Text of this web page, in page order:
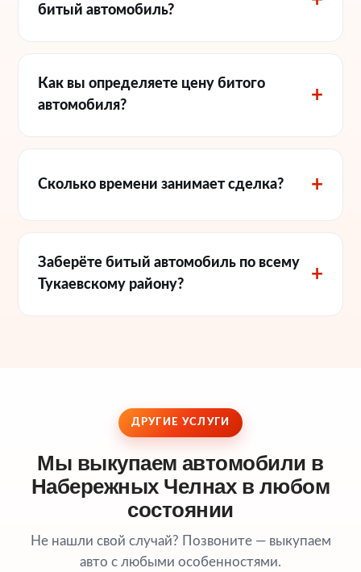
битый автомобиль?
Как вы определяете цену битого
автомобиля?
Сколько времени занимает сделка?
Заберёте битый автомобиль по всему
Тукаевскому району?
ДРУГИЕ УСЛУГИ
Мы выкупаем автомобили в
Набережных Челнах в любом
состоянии
Не нашли свой случай? Позвоните — выкупаем
авто с любыми особенностями.